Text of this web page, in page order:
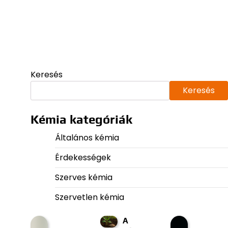
Keresés
Keresés
Kémia kategóriák
Általános kémia
Érdekességek
Szerves kémia
Szervetlen kémia
A